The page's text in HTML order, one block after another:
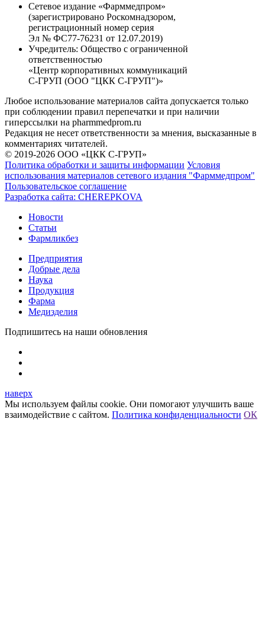
Сетевое издание «Фарммедпром»
(зарегистрировано Роскомнадзором,
регистрационный номер серия
Эл № ФС77-76231 от 12.07.2019)
Учредитель: Общество с ограниченной
ответственностью
«Центр корпоративных коммуникаций
С-ГРУП (ООО "ЦКК С-ГРУП")»
Любое использование материалов сайта допускается только
при соблюдении правил перепечатки и при наличии
гиперссылки на pharmmedprom.ru
Редакция не несет ответственности за мнения, высказанные в
комментариях читателей.
© 2019-2026 ООО «ЦКК С-ГРУП»
Политика обработки и защиты информации Условия
использования материалов сетевого издания "Фарммедпром"
Пользовательское соглашение
Разработка сайта: CHEREPKOVA
Новости
Статьи
Фармликбез
Предприятия
Добрые дела
Наука
Продукция
Фарма
Медизделия
Подпишитесь на наши обновления
наверх
Мы используем файлы cookie. Они помогают улучшить ваше
взаимодействие с сайтом. Политика конфиденциальности ОК